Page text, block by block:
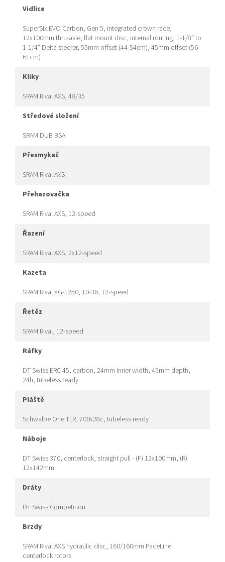
vidlice
SuperSix EVO Carbon, Gen 5, integrated crown race,
12x100mm thru-axle, flat mount disc, internal routing, 1-1/8" to
1-1/4" Delta steerer, 55mm offset (44-54cm), 45mm offset (56-
61cm)
kliky
SRAM Rival AXS, 48/35
středové složení
SRAM DUB BSA
přesmykač
SRAM Rival AXS
přehazovačka
SRAM Rival AXS, 12-speed
řazení
SRAM Rival AXS, 2x12-speed
kazeta
SRAM Rival XG-1250, 10-36, 12-speed
řetěz
SRAM Rival, 12-speed
ráfky
DT Swiss ERC 45, carbon, 24mm inner width, 45mm depth,
24h, tubeless ready
pláště
Schwalbe One TLR, 700x28c, tubeless ready
náboje
DT Swiss 370, centerlock, straight pull - (F) 12x100mm, (R)
12x142mm
dráty
DT Swiss Competition
brzdy
SRAM Rival AXS hydraulic disc, 160/160mm PaceLine
centerlock rotors